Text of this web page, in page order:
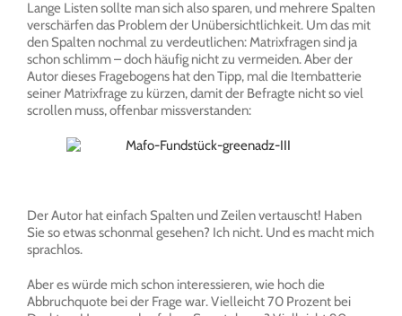
Lange Listen sollte man sich also sparen, und mehrere Spalten
verschärfen das Problem der Unübersichtlichkeit. Um das mit
den Spalten nochmal zu verdeutlichen: Matrixfragen sind ja
schon schlimm – doch häufig nicht zu vermeiden. Aber der
Autor dieses Fragebogens hat den Tipp, mal die Itembatterie
seiner Matrixfrage zu kürzen, damit der Befragte nicht so viel
scrollen muss, offenbar missverstanden:
Der Autor hat einfach Spalten und Zeilen vertauscht! Haben
Sie so etwas schonmal gesehen? Ich nicht. Und es macht mich
sprachlos.
Aber es würde mich schon interessieren, wie hoch die
Abbruchquote bei der Frage war. Vielleicht 70 Prozent bei